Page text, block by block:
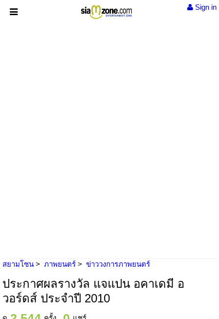
Sign in
สยามโซน ภาพยนตร์ ข่าววงการภาพยนตร์
ประกาศผลรางวัล แจแปน อคาเดมี อ
วอร์ดส์ ประจำปี 2010